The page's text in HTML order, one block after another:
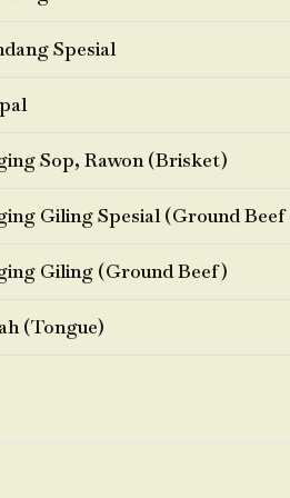
Spesial
Sop, Rawon (Brisket)
Giling Spesial (Ground
Giling (Ground Beef)
(Tongue)